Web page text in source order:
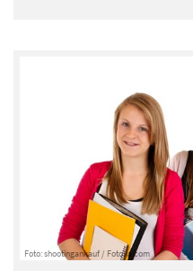
Foto: shootingankauf / Fotolia.com